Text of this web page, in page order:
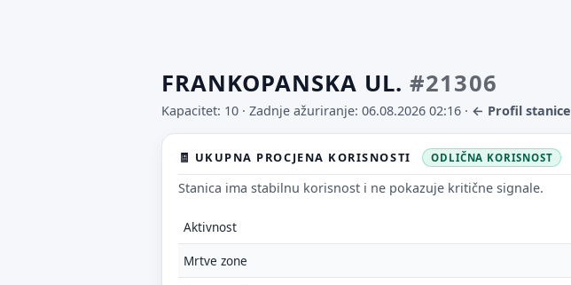
FRANKOPANSKA UL.#21306
Kapacitet: 10 · Zadnje ažuriranje: 06.08.2026 02:16 · ← Profil stanice
🧾 UKUPNA PROCJENA KORISNOSTI ODLIČNA KORISNOST
Stanica ima stabilnu korisnost i ne pokazuje kritične signale.
Aktivnost
Mrtve zone